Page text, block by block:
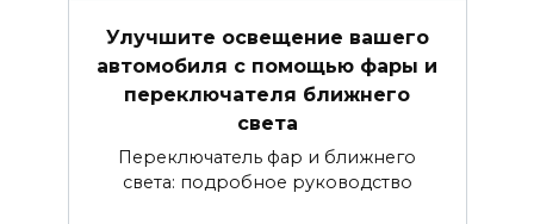
Улучшите освещение вашего
автомобиля с помощью фары и
переключателя ближнего
света
Переключатель фар и ближнего
света: подробное руководство